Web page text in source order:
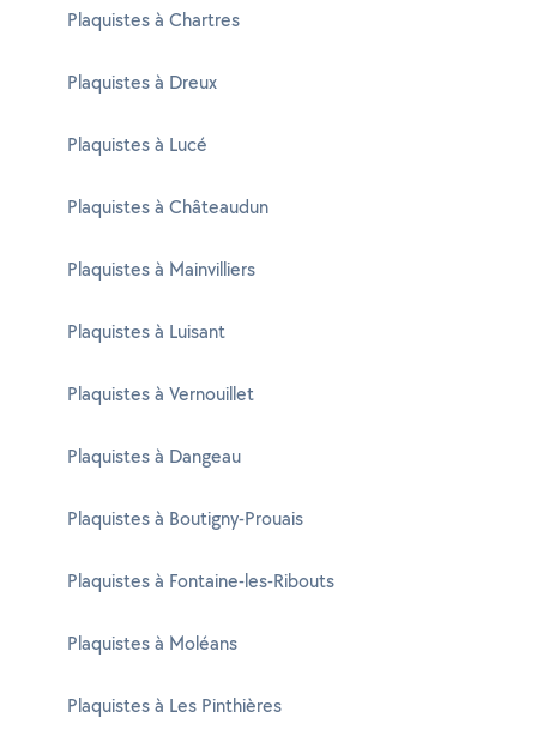
Plaquistes à Chartres
Plaquistes à Dreux
Plaquistes à Lucé
Plaquistes à Châteaudun
Plaquistes à Mainvilliers
Plaquistes à Luisant
Plaquistes à Vernouillet
Plaquistes à Dangeau
Plaquistes à Boutigny-Prouais
Plaquistes à Fontaine-les-Ribouts
Plaquistes à Moléans
Plaquistes à Les Pinthières